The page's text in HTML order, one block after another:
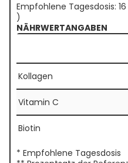
Empfohlene Tagesdosis:
)
NÄHRWERTANGABEN
Kollagen
Vitamin C
Biotin
* Empfohlene Tagesdosis